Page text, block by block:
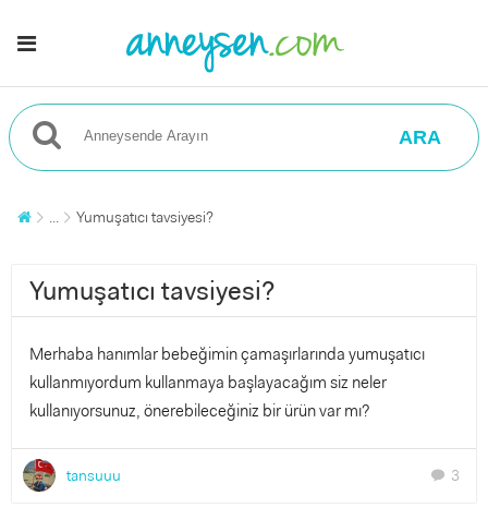
ARA
... Yumuşatıcı tavsiyesi?
Yumuşatıcı tavsiyesi?
Merhaba hanımlar bebeğimin çamaşırlarında yumuşatıcı
kullanmıyordum kullanmaya başlayacağım siz neler
kullanıyorsunuz, önerebileceğiniz bir ürün var mı?
tansuuu chat 3